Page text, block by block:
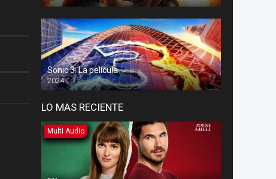
Sonic 3: La película
2024
LO MAS RECIENTE
Multi Audio